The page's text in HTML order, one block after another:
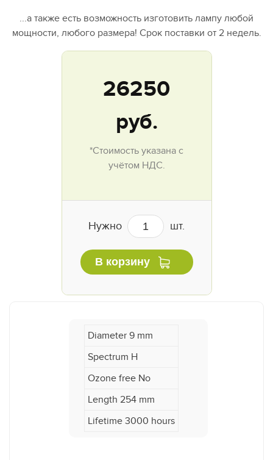
...а также есть возможность изготовить лампу любой
мощности, любого размера! Срок поставки от 2 недель.
26250
руб.
*Стоимость указана с
учётом НДС.
Нужно шт.
В корзину
Diameter 9 mm
Spectrum H
Ozone free No
Length 254 mm
Lifetime 3000 hours